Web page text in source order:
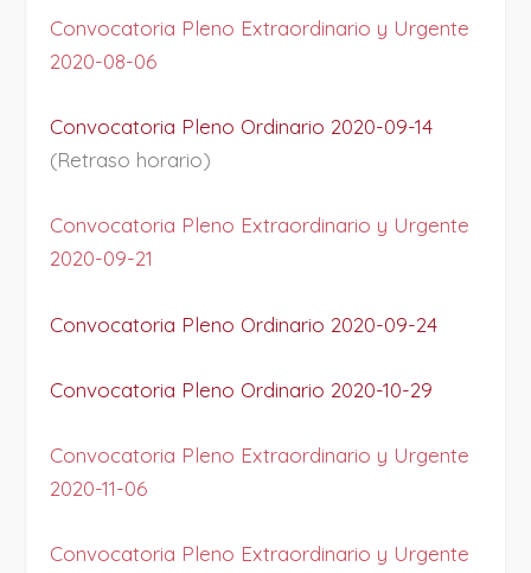
Convocatoria Pleno Extraordinario y Urgente
2020-08-06
Convocatoria Pleno Ordinario 2020-09-14
(Retraso horario)
Convocatoria Pleno Extraordinario y Urgente
2020-09-21
Convocatoria Pleno Ordinario 2020-09-24
Convocatoria Pleno Ordinario 2020-10-29
Convocatoria Pleno Extraordinario y Urgente
2020-11-06
Convocatoria Pleno Extraordinario y Urgente